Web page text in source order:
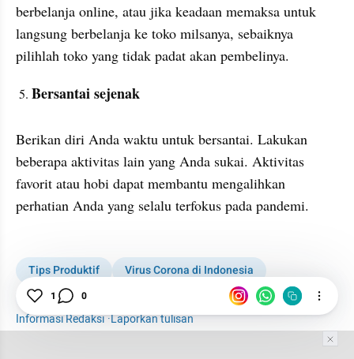
berbelanja online, atau jika keadaan memaksa untuk
langsung berbelanja ke toko milsanya, sebaiknya
pilihlah toko yang tidak padat akan pembelinya.
Bersantai sejenak
Berikan diri Anda waktu untuk bersantai. Lakukan
beberapa aktivitas lain yang Anda sukai. Aktivitas
favorit atau hobi dapat membantu mengalihkan
perhatian Anda yang selalu terfokus pada pandemi.
Tips Produktif
Virus Corona di Indonesia
New Normal
Informasi Redaksi·Laporkan tulisan
1 0